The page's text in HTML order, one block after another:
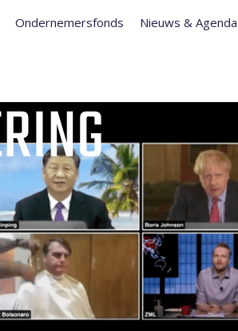
Ondernemersfonds Nieuws & Agenda